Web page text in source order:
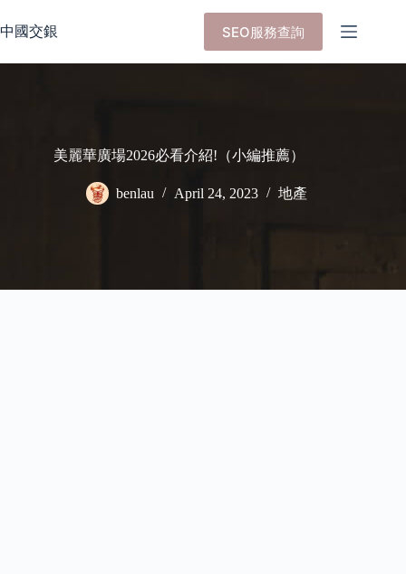
to
content
中國交銀 SEO服務查詢
美麗華廣場2026必看介紹!（小編推薦）
benlau April 24, 2023 地產